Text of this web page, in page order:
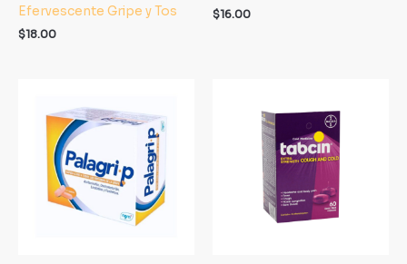
Efervescente Gripe y Tos
$18.00
$16.00